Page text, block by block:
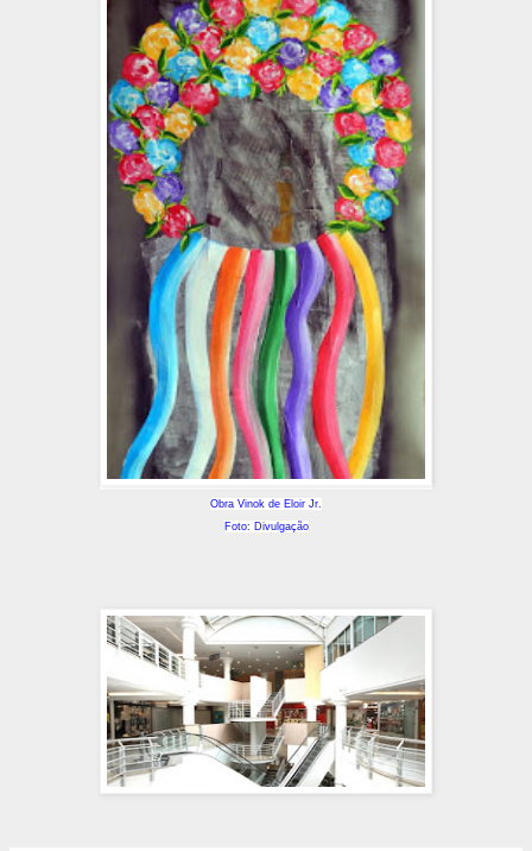
Obra Vinok de Eloir Jr.
Foto: Divulgação